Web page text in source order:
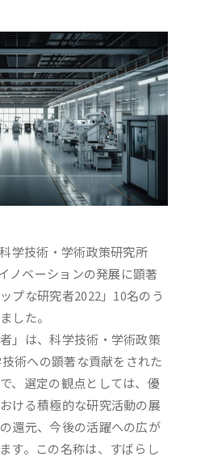
学技術・学術政策研究所
ノベーションの発展に顕著
プな研究者2022」10名のう
した。
」は、科学技術・学術政策
術への顕著な貢献をされた
、選定の観点としては、優
ける積極的な研究活動の展
還元、今後の活躍への広が
す。この名称は、すばらし